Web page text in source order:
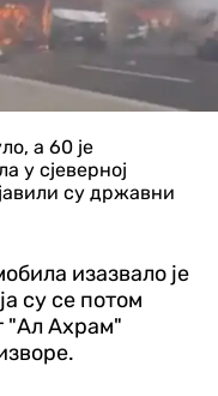
а 60 је
у сјеверној
су државни
изазвало је
су се потом
"Ал Ахрам"